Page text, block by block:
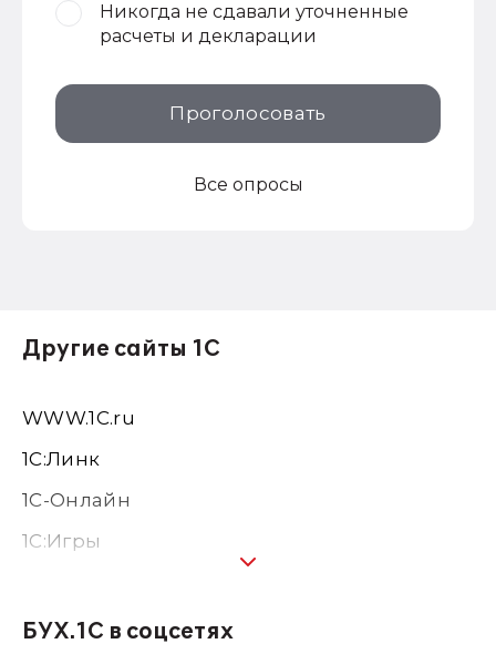
Никогда не сдавали уточненные
расчеты и декларации
Проголосовать
Все опросы
Другие сайты 1С
WWW.1С.ru
1С:Линк
1С-Онлайн
1C:Игры
1С:Консалтинг
БУХ.1С в соцсетях